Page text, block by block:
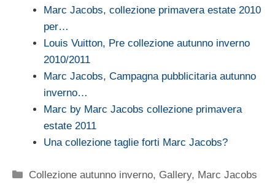
Marc Jacobs, collezione primavera estate 2010
per…
Louis Vuitton, Pre collezione autunno inverno
2010/2011
Marc Jacobs, Campagna pubblicitaria autunno
inverno…
Marc by Marc Jacobs collezione primavera
estate 2011
Una collezione taglie forti Marc Jacobs?
Categorie
Collezione autunno inverno, Gallery, Marc Jacobs